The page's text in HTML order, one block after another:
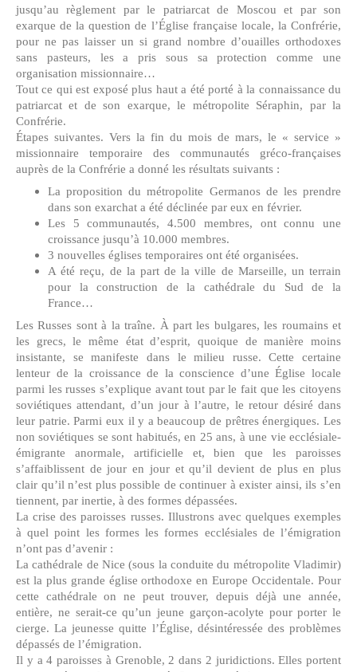
jusqu’au règlement par le patriarcat de Moscou et par son
exarque de la question de l’Église française locale, la Confrérie,
pour ne pas laisser un si grand nombre d’ouailles orthodoxes
sans pasteurs, les a pris sous sa protection comme une
organisation missionnaire…
Tout ce qui est exposé plus haut a été porté à la connaissance du
patriarcat et de son exarque, le métropolite Séraphin, par la
Confrérie.
Étapes suivantes. Vers la fin du mois de mars, le « service »
missionnaire temporaire des communautés gréco-françaises
auprès de la Confrérie a donné les résultats suivants :
La proposition du métropolite Germanos de les prendre
dans son exarchat a été déclinée par eux en février.
Les 5 communautés, 4.500 membres, ont connu une
croissance jusqu’à 10.000 membres.
3 nouvelles églises temporaires ont été organisées.
A été reçu, de la part de la ville de Marseille, un terrain
pour la construction de la cathédrale du Sud de la
France…
Les Russes sont à la traîne. À part les bulgares, les roumains et
les grecs, le même état d’esprit, quoique de manière moins
insistante, se manifeste dans le milieu russe. Cette certaine
lenteur de la croissance de la conscience d’une Église locale
parmi les russes s’explique avant tout par le fait que les citoyens
soviétiques attendant, d’un jour à l’autre, le retour désiré dans
leur patrie. Parmi eux il y a beaucoup de prêtres énergiques. Les
non soviétiques se sont habitués, en 25 ans, à une vie ecclésiale-
émigrante anormale, artificielle et, bien que les paroisses
s’affaiblissent de jour en jour et qu’il devient de plus en plus
clair qu’il n’est plus possible de continuer à exister ainsi, ils s’en
tiennent, par inertie, à des formes dépassées.
La crise des paroisses russes. Illustrons avec quelques exemples
à quel point les formes les formes ecclésiales de l’émigration
n’ont pas d’avenir :
La cathédrale de Nice (sous la conduite du métropolite Vladimir)
est la plus grande église orthodoxe en Europe Occidentale. Pour
cette cathédrale on ne peut trouver, depuis déjà une année,
entière, ne serait-ce qu’un jeune garçon-acolyte pour porter le
cierge. La jeunesse quitte l’Église, désintéressée des problèmes
dépassés de l’émigration.
Il y a 4 paroisses à Grenoble, 2 dans 2 juridictions. Elles portent